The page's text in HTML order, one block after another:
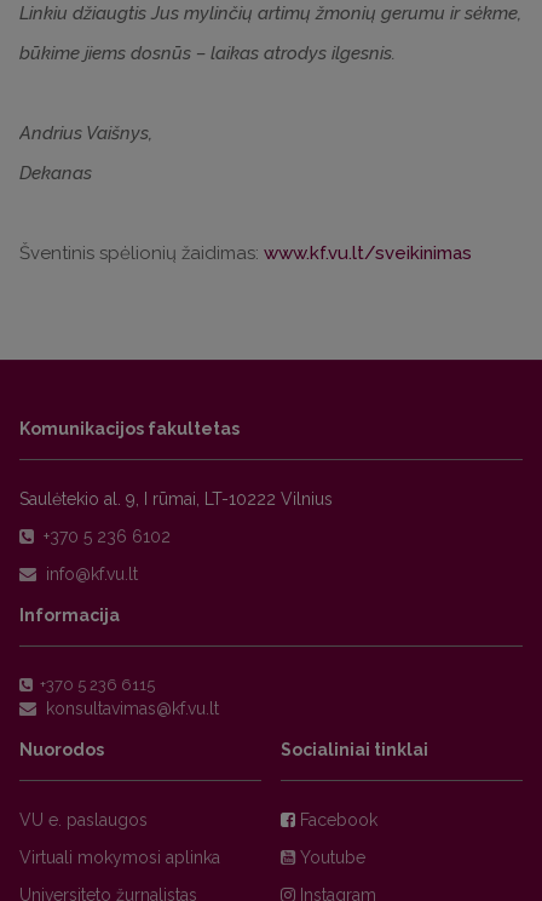
Linkiu džiaugtis Jus mylinčių artimų žmonių gerumu ir sėkme,
būkime jiems dosnūs – laikas atrodys ilgesnis.
Andrius Vaišnys,
Dekanas
Šventinis spėlionių žaidimas: www.kf.vu.lt/sveikinimas
Komunikacijos fakultetas
Saulėtekio al. 9, I rūmai, LT-10222 Vilnius
+370 5 236 6102
Informacija
+370 5 236 6115
Nuorodos
VU e. paslaugos
Virtuali mokymosi aplinka
Universiteto žurnalistas
Socialiniai tinklai
Facebook
Youtube
Instagram